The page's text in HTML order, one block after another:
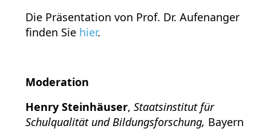
Die Präsentation von Prof. Dr. Aufenanger
finden Sie hier.
Moderation
Henry Steinhäuser, Staatsinstitut für
Schulqualität und Bildungsforschung, Bayern